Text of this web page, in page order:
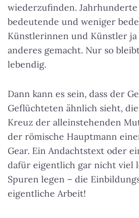
wiederzufinden. Jahrhunderte
bedeutende und weniger
Künstlerinnen und Künstler
anderes gemacht. Nur so
lebendig.
Dann kann es sein, dass der
Geflüchteten ähnlich sieht,
Kreuz der alleinstehenden
der römische Hauptmann
Gear. Ein Andachtstext oder
dafür eigentlich gar nicht viel
Spuren legen – die
eigentliche Arbeit!